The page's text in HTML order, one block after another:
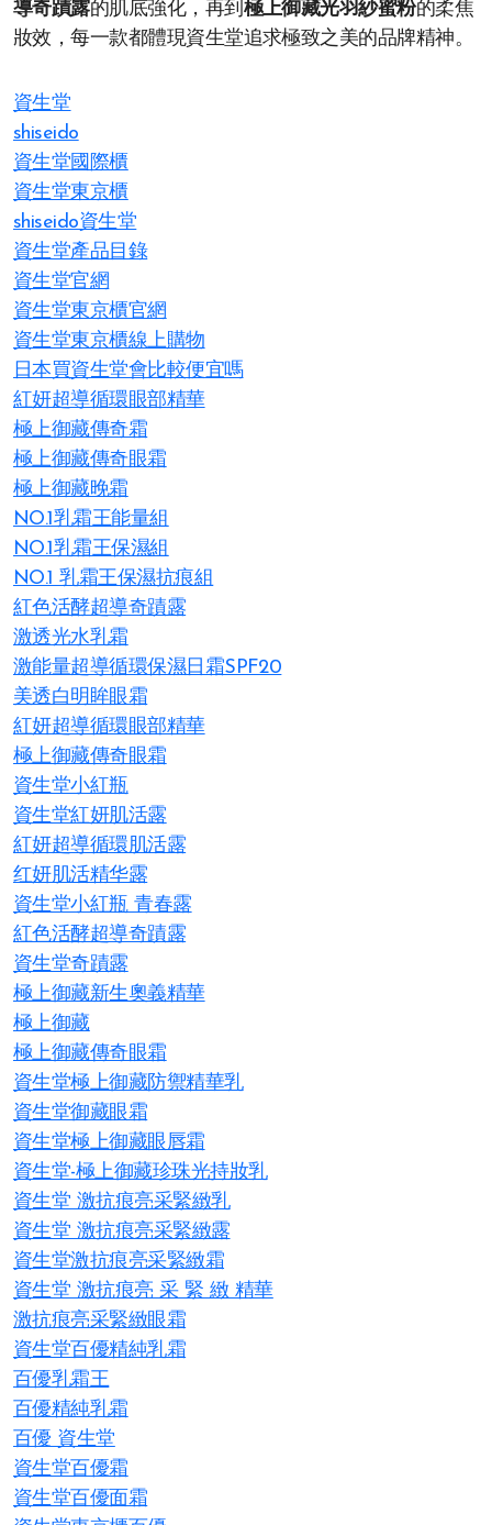
導奇蹟露的肌底強化，再到極上御藏光羽紗蜜粉的柔焦
妝效，每一款都體現資生堂追求極致之美的品牌精神。
資生堂
shiseido
資生堂國際櫃
資生堂東京櫃
shiseido資生堂
資生堂產品目錄
資生堂官網
資生堂東京櫃官網
資生堂東京櫃線上購物
日本買資生堂會比較便宜嗎
紅妍超導循環眼部精華
極上御藏傳奇霜
極上御藏傳奇眼霜
極上御藏晚霜
NO.1乳霜王能量組
NO.1乳霜王保濕組
NO.1 乳霜王保濕抗痕組
紅色活酵超導奇蹟露
激透光水乳霜
激能量超導循環保濕日霜SPF20
美透白明眸眼霜
紅妍超導循環眼部精華
極上御藏傳奇眼霜
資生堂小紅瓶
資生堂紅妍肌活露
紅妍超導循環肌活露
红妍肌活精华露
資生堂小紅瓶 青春露​
紅色活酵超導奇蹟露
資生堂奇蹟露
極上御藏新生奧義精華
極上御藏
極上御藏傳奇眼霜
資生堂極上御藏防禦精華乳
資生堂御藏眼霜
資生堂極上御藏眼唇霜
資生堂-極上御藏珍珠光持妝乳
資生堂 激抗痕亮采緊緻乳
資生堂 激抗痕亮采緊緻露
資生堂激抗痕亮采緊緻霜
資生堂 激抗痕亮 采 緊 緻 精華
激抗痕亮采緊緻眼霜
資生堂百優精純乳霜
百優乳霜王
百優精純乳霜
百優 資生堂
資生堂百優霜
資生堂百優面霜